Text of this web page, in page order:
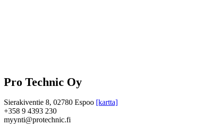
Pro Technic Oy
Sierakiventie 8, 02780 Espoo [kartta]
+358 9 4393 230
myynti@protechnic.fi